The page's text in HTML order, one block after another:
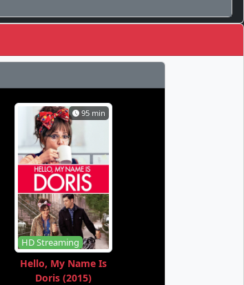
95 min
HD Streaming
Hello, My Name Is
Doris (2015)